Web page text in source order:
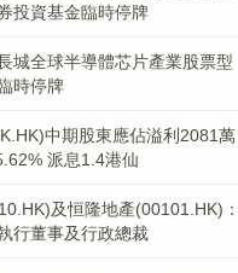
投資基金臨時停牌
城全球半導體芯片產業股票型
時停牌
中期股東應佔溢利2081萬
派息1.4港仙
及恒隆地產(00101.HK)：
行董事及行政總裁